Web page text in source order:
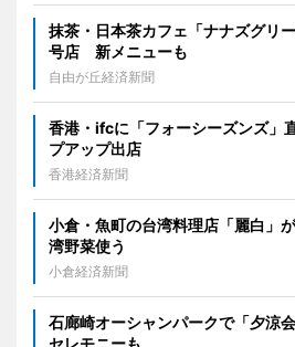
抹茶・日本茶カフェ「ナナズグリ
号店 新メニューも
自由が丘経済新聞
香港・ifcに「フォーシーズンズ」
プアップ出店
香港経済新聞
小倉・魚町の台湾料理店「麗白」
湾野菜使う
小倉経済新聞
石廊崎オーシャンパークで「夕
セレモニーも